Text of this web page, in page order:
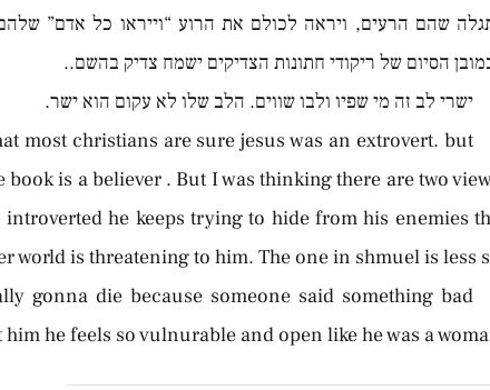
שהם הרעים, ויראה לכולם את הרוע “וייראו כל אדם”
הסיום של ריקודי חתונות הצדיקים ישמח צדיק בהשם..
ישרי לב זה מי שפיו ולבו שווים. הלב שלו לא עקום הוא ישר.
most christians are sure jesus was an extrovert. but
is a believer . But I was thinking there are two
he keeps trying to hide from his enemies
world is threatening to him. The one in shmuel is less
gonna die because someone said something bad
him he feels so vulnurable and open like he was a